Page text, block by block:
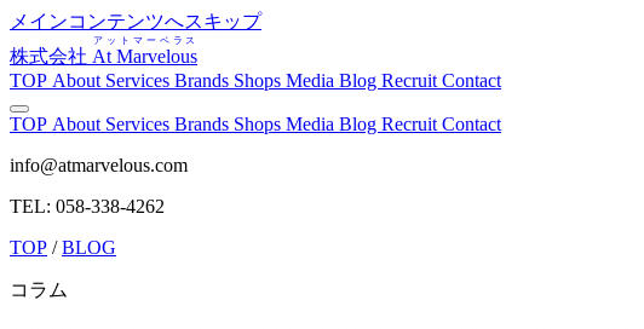
メインコンテンツへスキップ
株式会社 At Marvelous
アットマーベラス
TOP About Services Brands Shops Media Blog Recruit Contact
TOP About Services Brands Shops Media Blog Recruit Contact
info@atmarvelous.com
TEL: 058-338-4262
TOP / BLOG
コラム